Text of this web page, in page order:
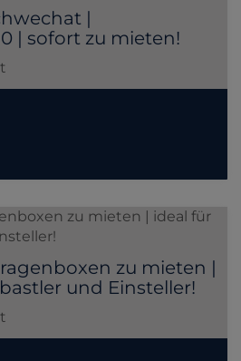
|
| sofort zu mieten!
zu mieten |
und Einsteller!